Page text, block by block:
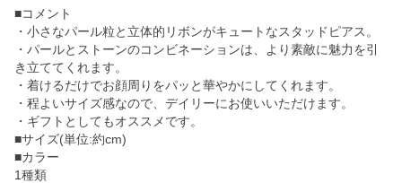
■コメント
・小さなパール粒と立体的リボンがキュートなスタッドピアス。
・パールとストーンのコンビネーションは、より素敵に魅力を引
き立ててくれます。
・着けるだけでお顔周りをパッと華やかにしてくれます。
・程よいサイズ感なので、デイリーにお使いいただけます。
・ギフトとしてもオススメです。
■サイズ(単位:約cm)
■カラー
1種類